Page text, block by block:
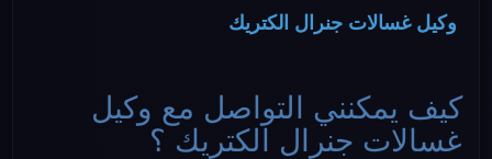
وكيل غسالات جنرال الكتريك
كيف يمكنني التواصل مع وكيل
غسالات جنرال الكتريك ؟